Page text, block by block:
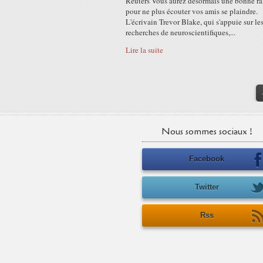
pour ne plus écouter vos amis se plaindre.
L'écrivain Trevor Blake, qui s'appuie sur les
recherches de neuroscientifiques,...
Lire la suite
Nous sommes sociaux !
Facebook
Twitter
Rss